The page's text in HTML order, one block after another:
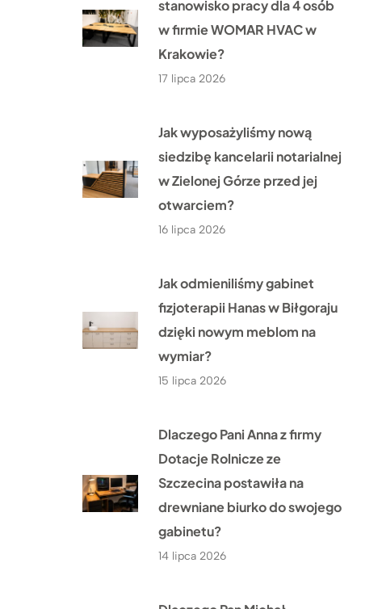
stanowisko pracy dla 4 osób
w firmie WOMAR HVAC w
Krakowie?
17 lipca 2026
Jak wyposażyliśmy nową
siedzibę kancelarii notarialnej
w Zielonej Górze przed jej
otwarciem?
16 lipca 2026
Jak odmieniliśmy gabinet
fizjoterapii Hanas w Biłgoraju
dzięki nowym meblom na
wymiar?
15 lipca 2026
Dlaczego Pani Anna z firmy
Dotacje Rolnicze ze
Szczecina postawiła na
drewniane biurko do swojego
gabinetu?
14 lipca 2026